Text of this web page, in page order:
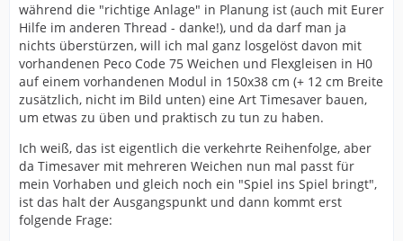
während die "richtige Anlage" in Planung ist (auch mit Eurer
Hilfe im anderen Thread - danke!), und da darf man ja
nichts überstürzen, will ich mal ganz losgelöst davon mit
vorhandenen Peco Code 75 Weichen und Flexgleisen in H0
auf einem vorhandenen Modul in 150x38 cm (+ 12 cm Breite
zusätzlich, nicht im Bild unten) eine Art Timesaver bauen,
um etwas zu üben und praktisch zu tun zu haben.
Ich weiß, das ist eigentlich die verkehrte Reihenfolge, aber
da Timesaver mit mehreren Weichen nun mal passt für
mein Vorhaben und gleich noch ein "Spiel ins Spiel bringt",
ist das halt der Ausgangspunkt und dann kommt erst
folgende Frage: